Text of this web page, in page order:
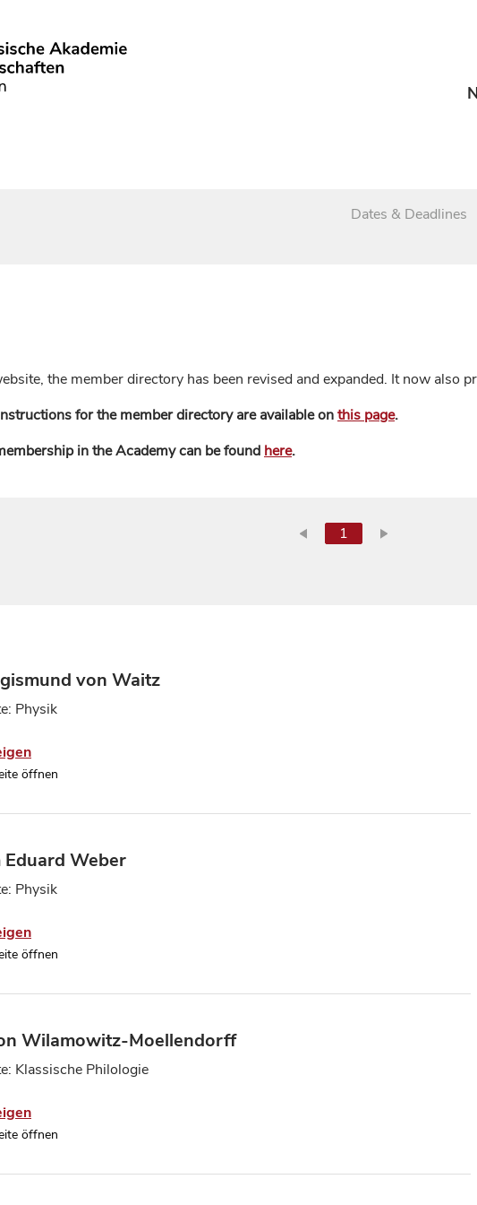
Dates & Deadlines
the member directory has been revised and expanded. It now also
for the member directory are available onthis page.
in the Academy can be found here.
1
von Waitz
Physik
öffnen
Weber
Physik
öffnen
Wilamowitz-Moellendorff
Klassische Philologie
öffnen